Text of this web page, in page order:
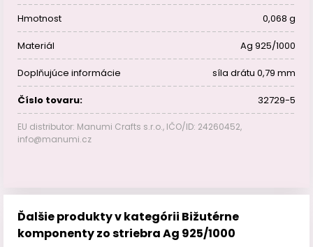
Hmotnost 0,068 g
Materiál Ag 925/1000
Doplňujúce informácie síla drátu 0,79 mm
Číslo tovaru: 32729-5
EU distributor: Manumi Crafts s.r.o., IČO/ID: 24260452,
info@manumi.cz
Ďalšie produkty v kategórii Bižutérne
komponenty zo striebra Ag 925/1000